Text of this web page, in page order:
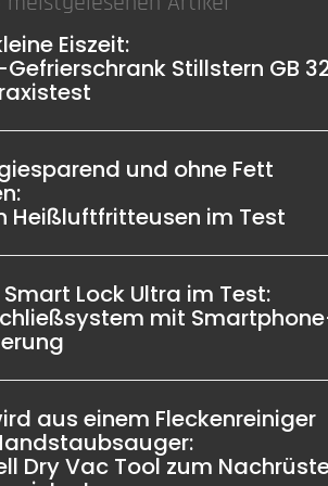
Eiszeit:
Stillstern GB
und ohne Fett
Heißluftfritteusen im Test
Smart Lock Ultra im Test:
mit
aus einem Fleckenreiniger
Dry Vac Tool zum